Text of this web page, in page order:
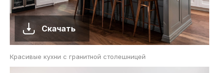
Скачать
Красивые кухни с гранитной столешницей